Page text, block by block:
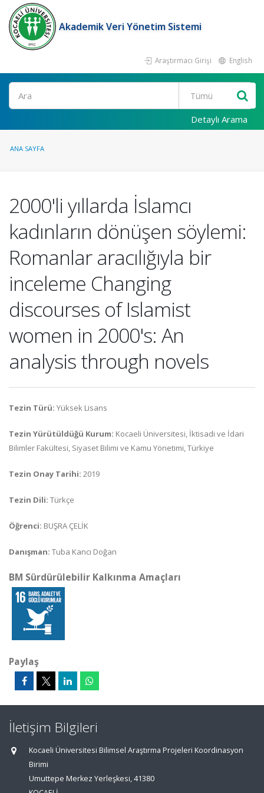
Akademik Veri Yönetim Sistemi
Araştırmacı Girişi English
Ara
Detaylı Arama
ANA SAYFA
2000'li yıllarda İslamcı
kadınların dönüşen söylemi:
Romanlar aracılığıyla bir
inceleme Changing
discourses of Islamist
women in 2000's: An
analysis through novels
Tezin Türü: Yüksek Lisans
Tezin Yürütüldüğü Kurum: Kocaeli Üniversitesi, İktisadi ve İdari
Bilimler Fakültesi, Siyaset Bilimi ve Kamu Yönetimi, Türkiye
Tezin Onay Tarihi: 2019
Tezin Dili: Türkçe
Öğrenci: BUŞRA ÇELİK
Danışman: Tuba Kancı Doğan
BM Sürdürülebilir Kalkınma Amaçları
Paylaş
İletişim Bilgileri
Kocaeli Üniversitesi Bilimsel Araştırma Projeleri Koordinasyon
Birimi
Umuttepe Merkez Yerleşkesi, 41380